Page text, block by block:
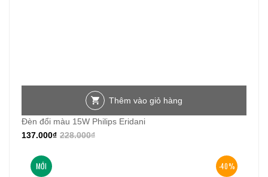
Thêm vào giỏ hàng
Đèn đổi màu 15W Philips Eridani
228.000₫
137.000₫
-40%
MỚI